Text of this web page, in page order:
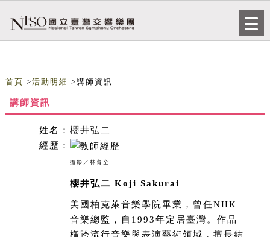
首頁 >活動明細 >講師資訊
講師資訊
姓名： 櫻井弘二
經歷：
攝影／林育全
櫻井弘二 Koji Sakurai
美國柏克萊音樂學院畢業，曾任NHK
音樂總監，自1993年定居臺灣。作品
橫跨流行音樂與表演藝術領域，擅長結